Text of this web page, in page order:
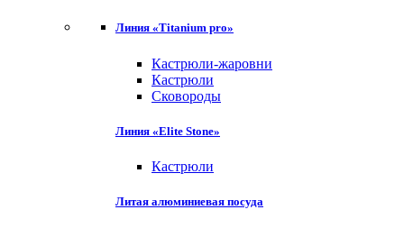
Линия «Titanium pro»
Кастрюли-жаровни
Кастрюли
Сковороды
Линия «Elite Stone»
Кастрюли
Литая алюминиевая посуда